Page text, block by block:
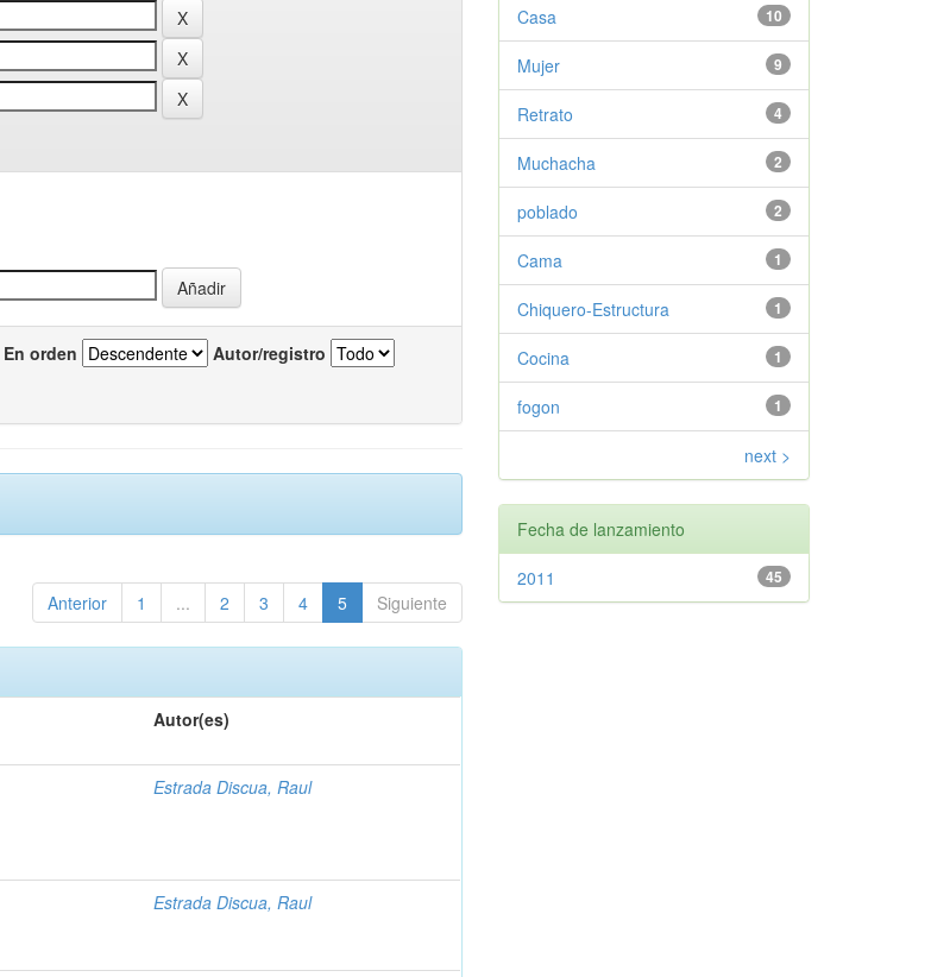
En orden Autor/registro
Anterior 1 ... 2 3 4 5 Siguiente
Autor(es)
Estrada Discua, Raul
Estrada Discua, Raul
10
Casa
9
Mujer
4
Retrato
2
Muchacha
2
poblado
1
Cama
1
Chiquero-Estructura
1
Cocina
1
fogon
next >
Fecha de lanzamiento
45
2011